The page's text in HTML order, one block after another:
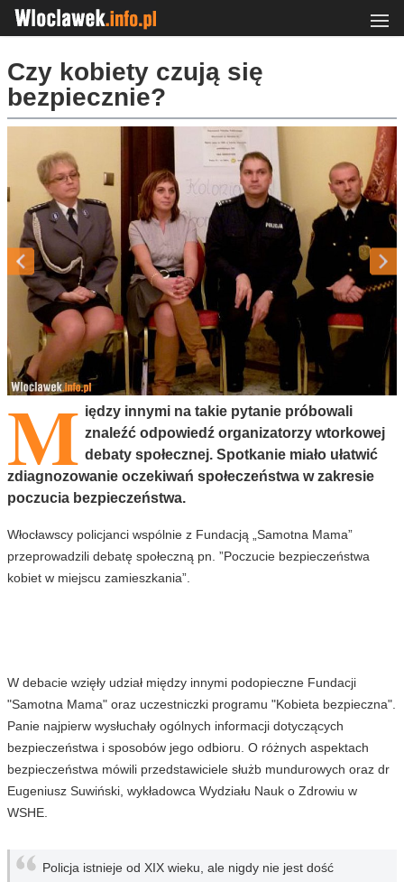
Czy kobiety czują się
bezpiecznie?
M iędzy innymi na takie pytanie próbowali
znaleźć odpowiedź organizatorzy wtorkowej
debaty społecznej. Spotkanie miało ułatwić
zdiagnozowanie oczekiwań społeczeństwa w zakresie
poczucia bezpieczeństwa.
Włocławscy policjanci wspólnie z Fundacją „Samotna Mama”
przeprowadzili debatę społeczną pn. ”Poczucie bezpieczeństwa
kobiet w miejscu zamieszkania”.
W debacie wzięły udział między innymi podopieczne Fundacji
"Samotna Mama" oraz uczestniczki programu "Kobieta bezpieczna".
Panie najpierw wysłuchały ogólnych informacji dotyczących
bezpieczeństwa i sposobów jego odbioru. O różnych aspektach
bezpieczeństwa mówili przedstawiciele służb mundurowych oraz dr
Eugeniusz Suwiński, wykładowca Wydziału Nauk o Zdrowiu w
WSHE.
Policja istnieje od XIX wieku, ale nigdy nie jest dość